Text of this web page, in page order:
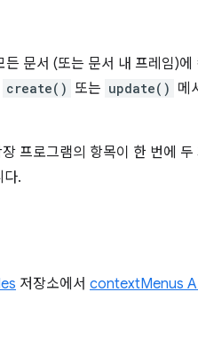
문서 (또는 문서 내 프레임)에
create() 또는 update() 메
프로그램의 항목이 한 번에
다.
저장소에서 contextMenus